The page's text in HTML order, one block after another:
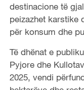
destinacione të
peizazhet karstike
për konsum dhe
Të dhënat e
Pyjore dhe
2025, vendi